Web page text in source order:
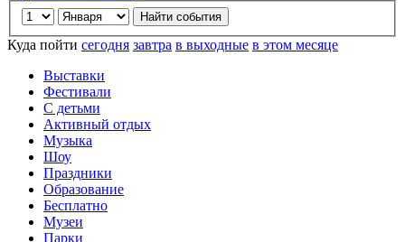
Куда пойти сегодня завтра в выходные в этом месяце
Выставки
Фестивали
С детьми
Активный отдых
Музыка
Шоу
Праздники
Образование
Бесплатно
Музеи
Парки